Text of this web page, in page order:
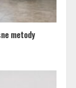
metody